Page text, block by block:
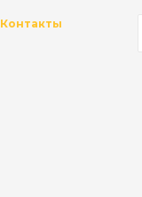
Контакты